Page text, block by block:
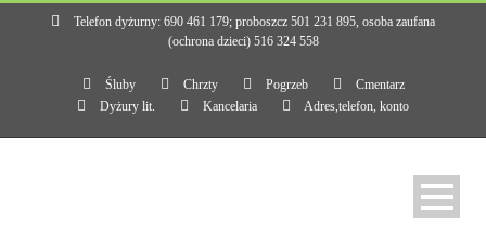
Telefon dyżurny: 690 461 179; proboszcz 501 231 895, osoba zaufana
(ochrona dzieci) 516 324 558
Śluby Chrzty Pogrzeb
Cmentarz
Dyżury lit.
Kancelaria Adres,telefon, konto